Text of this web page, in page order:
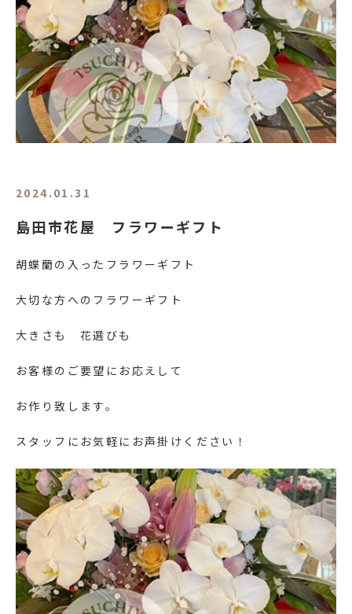
2024.01.31
島田市花屋 フラワーギフト
胡蝶蘭の入ったフラワーギフト
大切な方へのフラワーギフト
大きさも 花選びも
お客様のご要望にお応えして
お作り致します。
スタッフにお気軽にお声掛けください！